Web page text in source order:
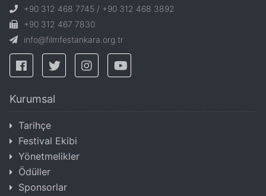
+90 312 468 7745 / +90 312 468 3892
+90 312 467 7830
info@filmfestankara.org.tr
Kurumsal
Tarihçe
Festival Ekibi
Yönetmelikler
Ödüller
Sponsorlar